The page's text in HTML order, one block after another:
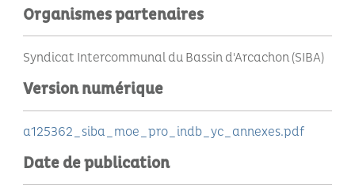
Organismes partenaires
Syndicat Intercommunal du Bassin d'Arcachon (SIBA)
Version numérique
a125362_siba_moe_pro_indb_yc_annexes.pdf
Date de publication